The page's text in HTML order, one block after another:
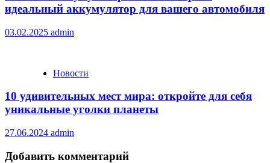
идеальный аккумулятор для вашего автомобиля
03.02.2025 admin
Новости
10 удивительных мест мира: откройте для себя
уникальные уголки планеты
27.06.2024 admin
Добавить комментарий